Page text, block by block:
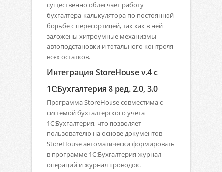
существенно облегчает работу
бухгалтера-калькулятора по постоянной
борьбе с пересортицей, так как в ней
заложены хитроумные механизмы
автоподстановки и тотального контроля
всех остатков.
Интеграция StoreHouse v.4 с
1С:Бухгалтерия 8 ред. 2.0, 3.0
Программа StoreHouse совместима с
системой бухгалтерского учета
1С:Бухгалтерия, что позволяет
пользователю на основе документов
StoreHouse автоматически формировать
в программе 1С:Бухгалтерия журнал
операций и журнал проводок.